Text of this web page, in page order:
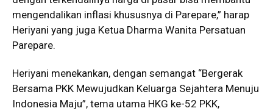
mengendalikan inflasi khususnya di Parepare,” harap
Heriyani yang juga Ketua Dharma Wanita Persatuan
Parepare.
Heriyani menekankan, dengan semangat “Bergerak
Bersama PKK Mewujudkan Keluarga Sejahtera Menuju
Indonesia Maju”, tema utama HKG ke-52 PKK,